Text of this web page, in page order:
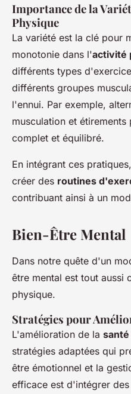
Importance de la
Physique
La variété est la clé pour
monotonie dans l'activité
différents types
différents groupes
l'ennui. Par exemple,
musculation et
complet et équilibré.
En intégrant ces
créer des routines
contribuant ainsi à un
Bien-Être Mental
Dans notre quête d'un
être mental est tout aussi
physique.
Stratégies pour
L'amélioration de la
stratégies adaptées qui
être émotionnel et la
efficace est d'intégrer